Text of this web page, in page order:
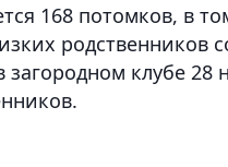
168 потомков, в
родственников
загородном клубе